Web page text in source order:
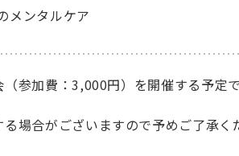
メンタルケア
参加費：3,000円）を開催する予定
場合がございますので予めご了承く